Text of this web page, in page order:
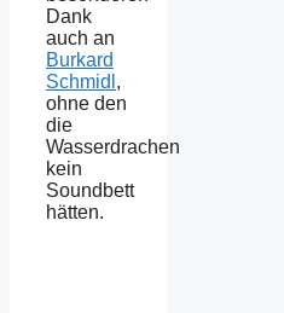
Dank
auch an
Burkard
Schmidl ,
ohne den
die
Wasserdrachen
kein
Soundbett
hätten.